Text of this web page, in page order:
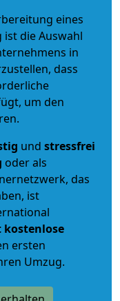
eines
ist die Auswahl
in
dass
um den
und stressfrei
oder als
das
ist
kostenlose
ersten
Umzug.